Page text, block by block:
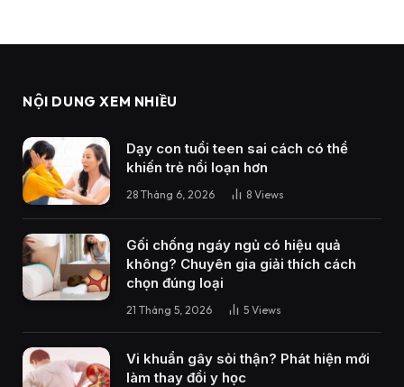
NỘI DUNG XEM NHIỀU
Dạy con tuổi teen sai cách có thể
khiến trẻ nổi loạn hơn
28 Tháng 6, 2026 8 Views
Gối chống ngáy ngủ có hiệu quả
không? Chuyên gia giải thích cách
chọn đúng loại
21 Tháng 5, 2026 5 Views
Vi khuẩn gây sỏi thận? Phát hiện mới
làm thay đổi y học